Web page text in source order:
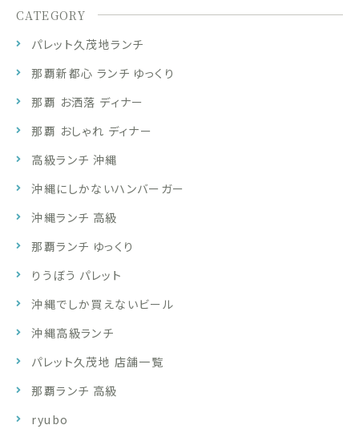
CATEGORY
パレット久茂地ランチ
那覇新都心 ランチ ゆっくり
那覇 お洒落 ディナー
那覇 おしゃれ ディナー
高級ランチ 沖縄
沖縄にしかないハンバーガー
沖縄ランチ 高級
那覇ランチ ゆっくり
りうぼう パレット
沖縄でしか買えないビール
沖縄高級ランチ
パレット久茂地 店舗一覧
那覇ランチ 高級
ryubo